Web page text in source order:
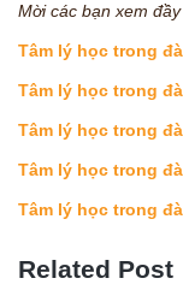
Mời các bạn xem
Tâm lý học trong
Tâm lý học trong
Tâm lý học trong
Tâm lý học trong
Tâm lý học trong
Related Post